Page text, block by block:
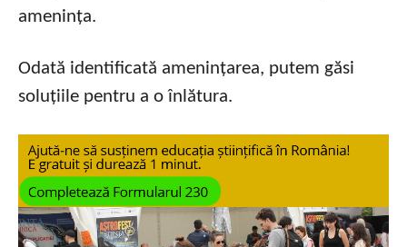
amenința.
Odată identificată amenințarea, putem găsi
soluțiile pentru a o înlătura.